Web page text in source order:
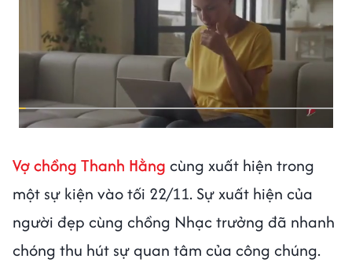
Vợ chồng Thanh Hằng cùng xuất hiện trong
một sự kiện vào tối 22/11. Sự xuất hiện của
người đẹp cùng chồng Nhạc trưởng đã nhanh
chóng thu hút sự quan tâm của công chúng.